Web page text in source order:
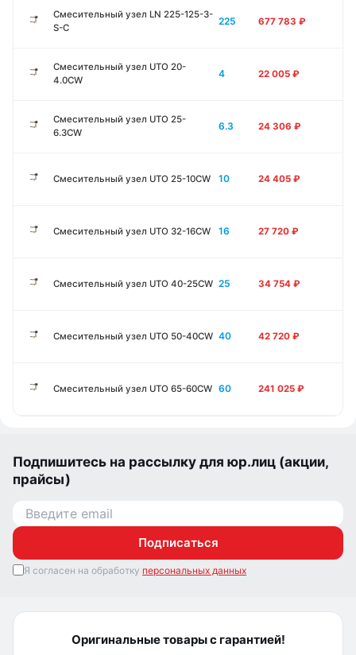
Смесительный узел LN 225-125-3-
S-C
225 677 783 ₽
Смесительный узел UTO 20-
4.0CW
4 22 005 ₽
Смесительный узел UTO 25-
6.3CW
6.3 24 306 ₽
Смесительный узел UTO 25-10CW 10 24 405 ₽
Смесительный узел UTO 32-16CW 16 27 720 ₽
Смесительный узел UTO 40-25CW 25 34 754 ₽
Смесительный узел UTO 50-40CW 40 42 720 ₽
Смесительный узел UTO 65-60CW 60 241 025 ₽
Подпишитесь на рассылку для юр.лиц (акции,
прайсы)
Подписаться
Я согласен на обработку персональных данных
Оригинальные товары с гарантией!